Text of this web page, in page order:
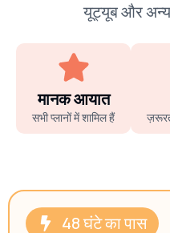
यूट्यूब और अन्य
मानक आयात
सभी प्लानों में शामिल हैं
48 घंटे का पास